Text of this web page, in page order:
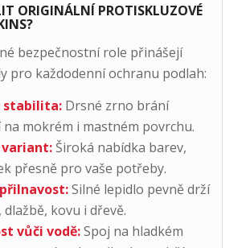
ORIGINÁLNÍ PROTISKLUZOVÉ
bezpečnostní role přinášejí
pro každodenní ochranu podlah:
stabilita:Drsné zrno brání
mokrém i mastném povrchu.
Široká nabídka barev,
přesně pro vaše potřeby.
Silné lepidlo pevně drží
kovu i dřevě.
vůči vodě:Spoj na hladkém